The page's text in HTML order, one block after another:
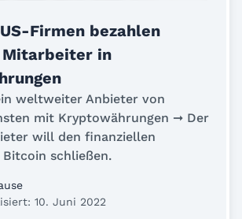
Firmen bezahlen
Mitarbeiter in
weltweiter Anbieter von
mit Kryptowährungen ➞ Der
will den finanziellen
schließen.
10. Juni 2022